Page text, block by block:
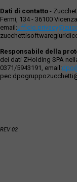
Dati di contatto -
Fermi, 134 - 36100
email:
Responsabile della
dei dati ZHolding SPA
0371/5943191, email:
REV 02